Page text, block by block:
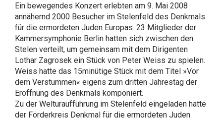
Ein bewegendes Konzert erlebten am 9. Mai 2008
annähernd 2000 Besucher im Stelenfeld des Denkmals
für die ermordeten Juden Europas. 23 Mitglieder der
Kammersymphonie Berlin hatten sich zwischen den
Stelen verteilt, um gemeinsam mit dem Dirigenten
Lothar Zagrosek ein Stück von Peter Weiss zu spielen.
Weiss hatte das 15minütige Stück mit dem Titel »Vor
dem Verstummen« eigens zum dritten Jahrestag der
Eröffnung des Denkmals komponiert.
Zu der Welturaufführung im Stelenfeld eingeladen hatte
der Förderkreis Denkmal für die ermordeten Juden